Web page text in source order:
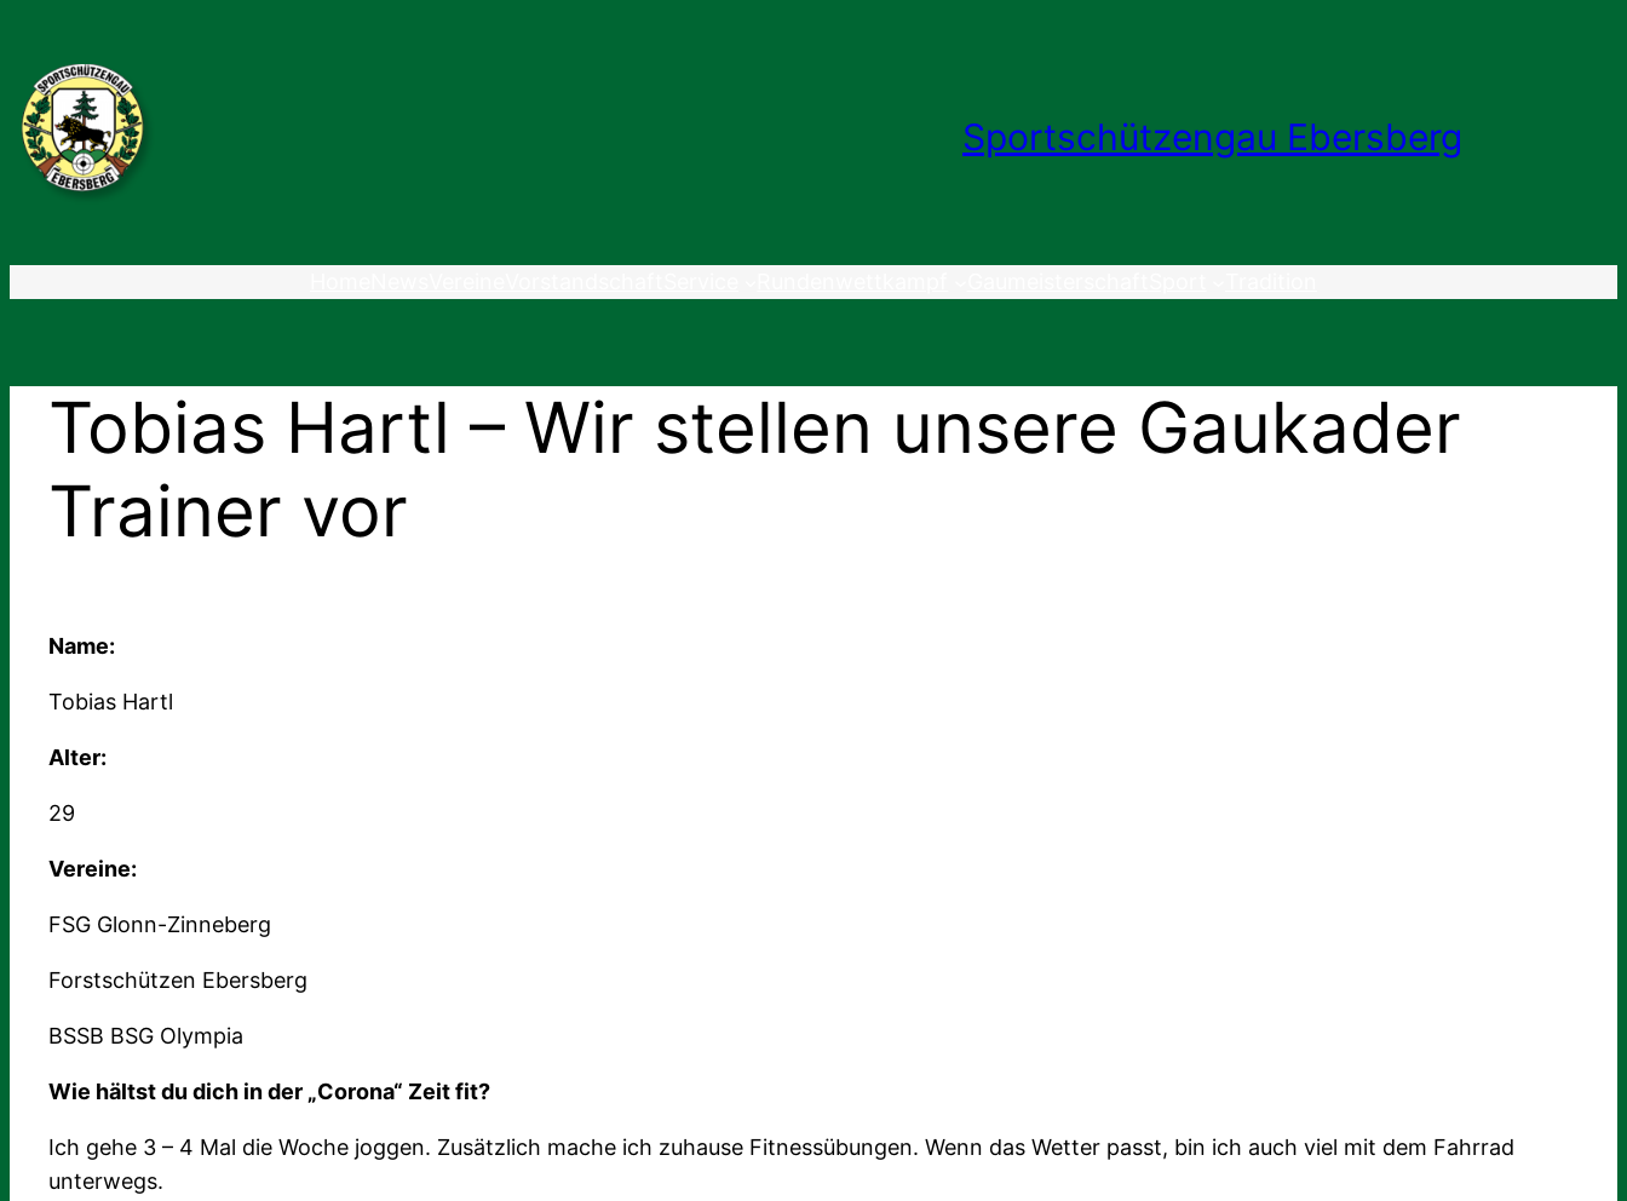
springen
Sportschützengau Ebersberg
Tobias Hartl – Wir stellen unsere Gaukader
Trainer vor
Name:
Tobias Hartl
Alter:
29
Vereine:
FSG Glonn-Zinneberg
Forstschützen Ebersberg
BSSB BSG Olympia
Wie hältst du dich in der „Corona“ Zeit fit?
Ich gehe 3 – 4 Mal die Woche joggen. Zusätzlich mache ich zuhause Fitnessübungen. Wenn das Wetter passt, bin ich auch viel mit dem Fahrrad
unterwegs.